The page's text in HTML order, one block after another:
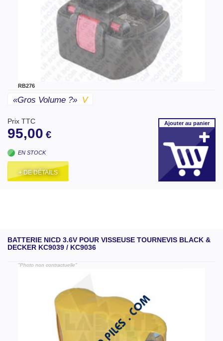
RB276
«gros Volume ?» V
Prix TTC
95,00 €
EN STOCK
+ DE DÉTAILS
Ajouterau panier
BATTERIE NICD 3.6V POUR VISSEUSE TOURNEVIS BLACK &
DECKER KC9039 / KC9036
"Photo non contractuelle"